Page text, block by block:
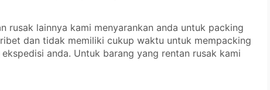
rusak lainnya kami menyarankan anda untuk packing
dan tidak memiliki cukup waktu untuk mempacking
anda. Untuk barang yang rentan rusak kami